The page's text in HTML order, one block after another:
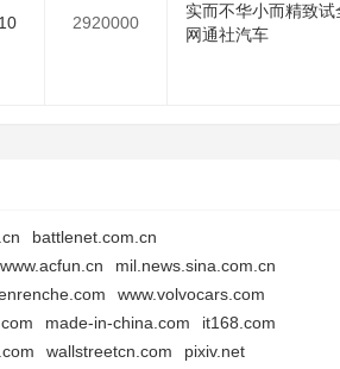
10 2920000
实而不华小而精致
网通社汽车
battlenet.com.cn
www.acfun.cn
mil.news.sina.com.cn
www.volvocars.com
made-in-china.com
it168.com
wallstreetcn.com
pixiv.net